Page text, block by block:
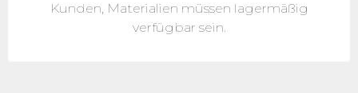
Kunden, Materialien müssen lagermäßig
verfügbar sein.